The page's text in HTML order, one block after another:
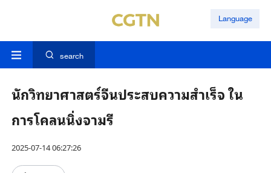
Language
search
นักวิทยาศาสตร์จีนประสบความสำเร็จ ใน
การโคลนนิ่งจามรี
2025-07-14 06:27:26